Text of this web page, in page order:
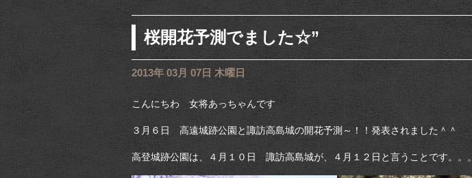
桜開花予測でました☆”
2013年 03月 07日 木曜日
こんにちわ 女将あっちゃんです
３月６日 高遠城跡公園と諏訪高島城の開花予測～！！発表されました＾＾
高登城跡公園は、４月１０日 諏訪高島城が、４月１２日と言うことです。。。